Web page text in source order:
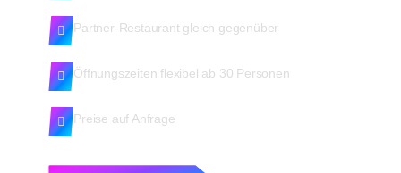
Partner-Restaurant gleich gegenüber
Öffnungszeiten flexibel ab 30 Personen
Preise auf Anfrage